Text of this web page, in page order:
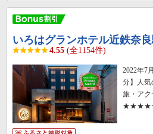
いろはグランホテル近鉄奈
4.55 (全1154件)
2022年7
分】人
旅・アク